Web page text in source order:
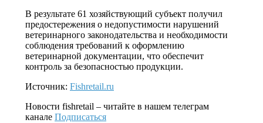
В результате 61 хозяйствующий субъект получил
предостережения о недопустимости нарушений
ветеринарного законодательства и необходимости
соблюдения требований к оформлению
ветеринарной документации, что обеспечит
контроль за безопасностью продукции.
Источник: Fishretail.ru
Новости fishretail – читайте в нашем телеграм
канале Подписаться